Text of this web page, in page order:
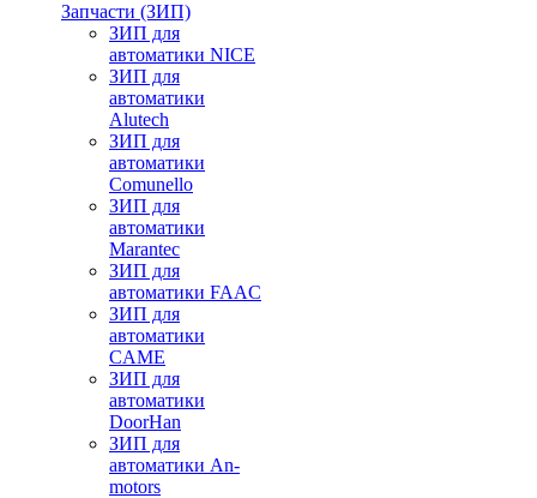
Запчасти (ЗИП)
ЗИП для
автоматики NICE
ЗИП для
автоматики
Alutech
ЗИП для
автоматики
Comunello
ЗИП для
автоматики
Marantec
ЗИП для
автоматики FAAC
ЗИП для
автоматики
CAME
ЗИП для
автоматики
DoorHan
ЗИП для
автоматики An-
motors